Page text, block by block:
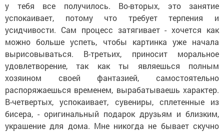
у тебя все получилось. Во-вторых, это занятие
успокаивает, потому что требует терпения и
усидчивости. Сам процесс затягивает - хочется как
можно больше успеть, чтобы картинка уже начала
вырисовываться. В-третьих, приносит моральное
удовлетворение, так как ты являешься полным
хозяином своей фантазией, самостоятельно
распоряжаешься временем, вырабатываешь характер.
В-четвертых, успокаивает, сувениры, сплетенные из
бисера, - оригинальный подарок друзьям и близким,
украшение для дома. Мне никогда не бывает скучно